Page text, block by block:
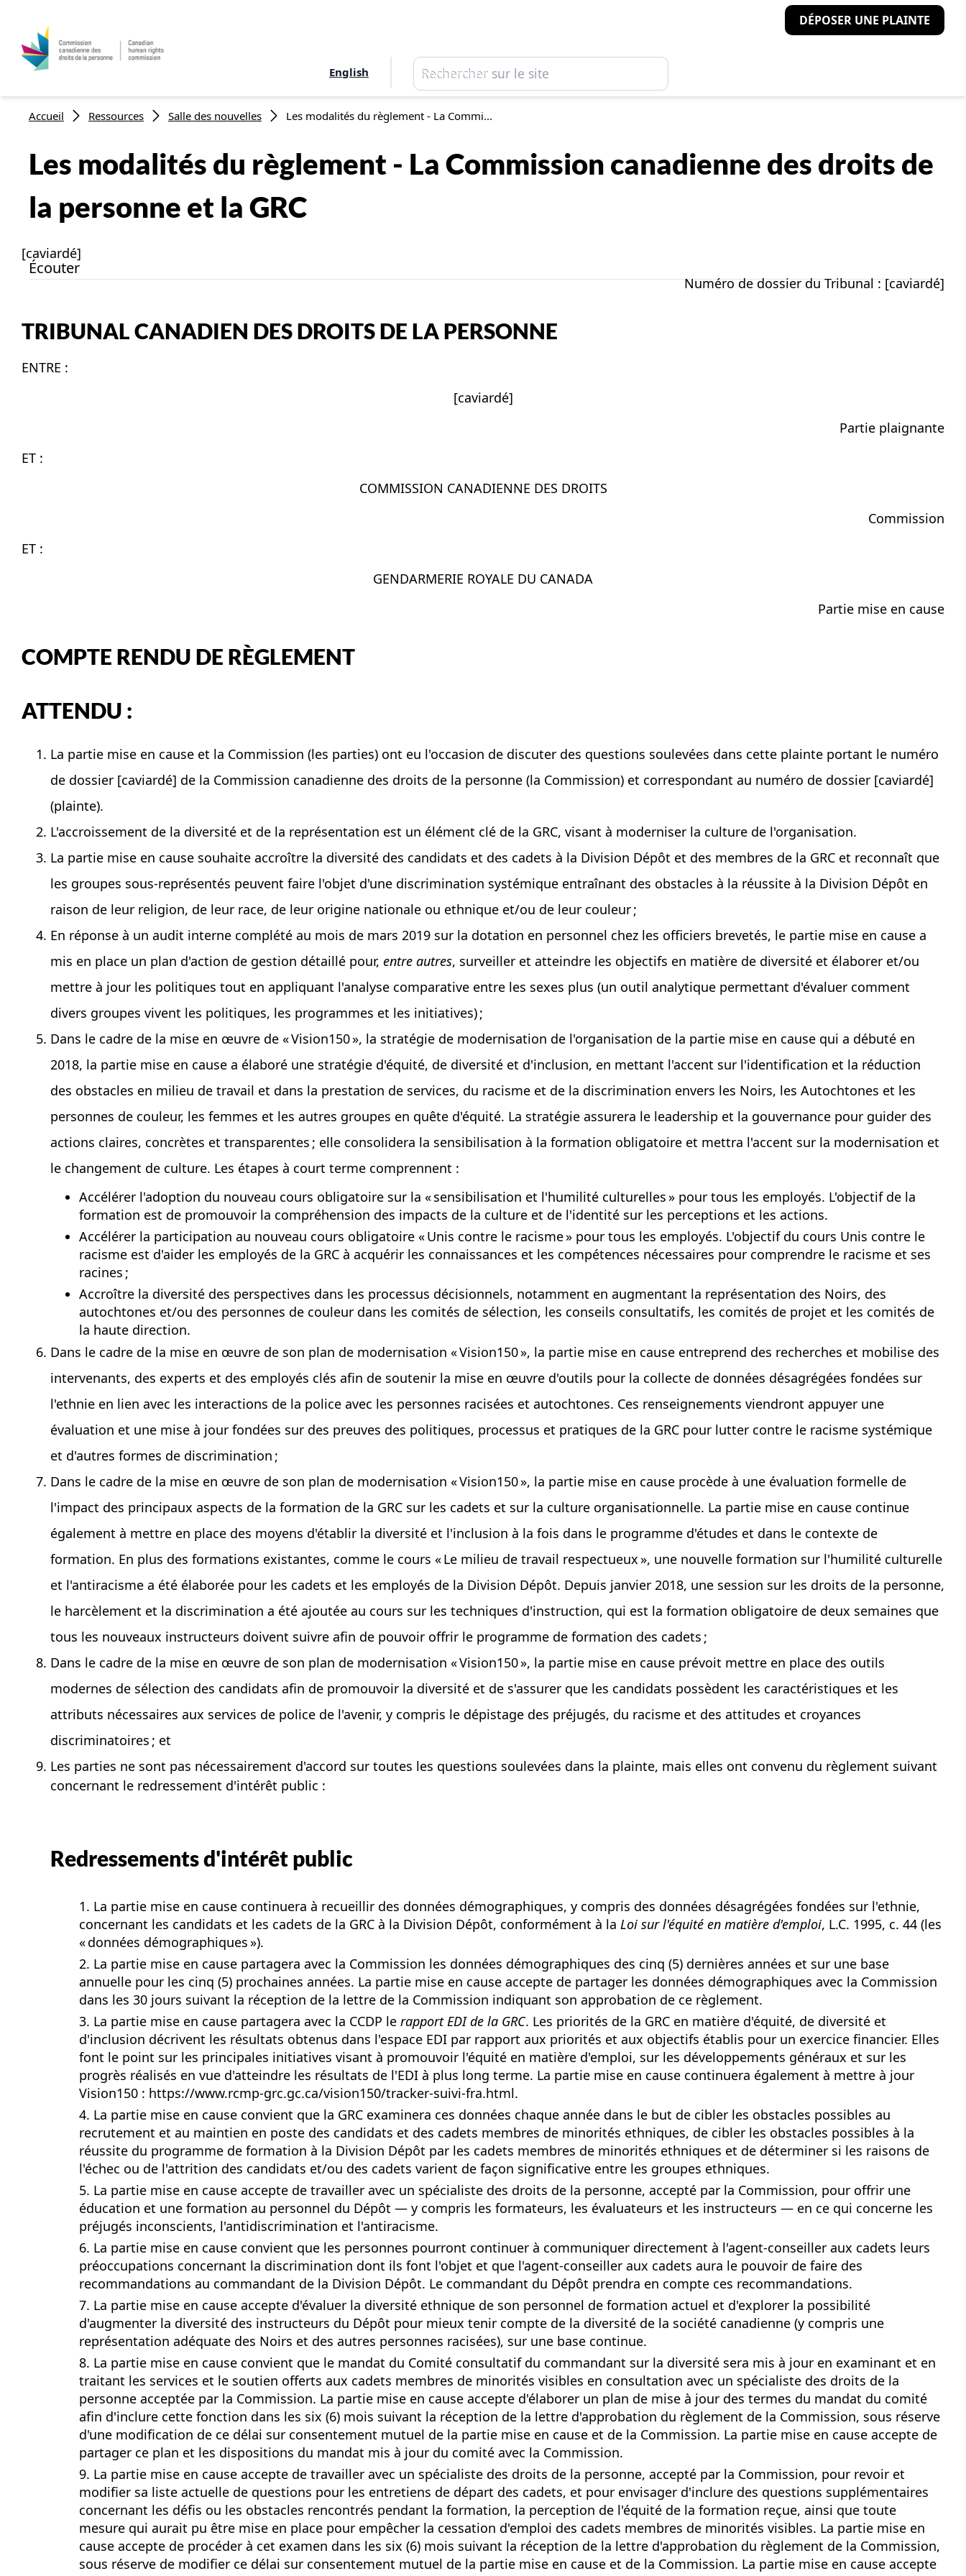
English Rechercher
Rechercher
DÉPOSER UNE PLAINTE
Fil d'Ariane
Accueil Ressources Salle des nouvelles Les modalités du règlement - La Commi...
Les modalités du règlement - La Commission canadienne des droits de
la personne et la GRC
Écouter
[caviardé]
Numéro de dossier du Tribunal : [caviardé]
TRIBUNAL CANADIEN DES DROITS DE LA PERSONNE
ENTRE :
[caviardé]
Partie plaignante
ET :
COMMISSION CANADIENNE DES DROITS
Commission
ET :
GENDARMERIE ROYALE DU CANADA
Partie mise en cause
COMPTE RENDU DE RÈGLEMENT
ATTENDU :
La partie mise en cause et la Commission (les parties) ont eu l'occasion de discuter des questions soulevées dans cette plainte portant le numéro
de dossier [caviardé] de la Commission canadienne des droits de la personne (la Commission) et correspondant au numéro de dossier [caviardé]
(plainte).
L'accroissement de la diversité et de la représentation est un élément clé de la GRC, visant à moderniser la culture de l'organisation.
La partie mise en cause souhaite accroître la diversité des candidats et des cadets à la Division Dépôt et des membres de la GRC et reconnaît que
les groupes sous-représentés peuvent faire l'objet d'une discrimination systémique entraînant des obstacles à la réussite à la Division Dépôt en
raison de leur religion, de leur race, de leur origine nationale ou ethnique et/ou de leur couleur ;
En réponse à un audit interne complété au mois de mars 2019 sur la dotation en personnel chez les officiers brevetés, le partie mise en cause a
mis en place un plan d'action de gestion détaillé pour, entre autres, surveiller et atteindre les objectifs en matière de diversité et élaborer et/ou
mettre à jour les politiques tout en appliquant l'analyse comparative entre les sexes plus (un outil analytique permettant d'évaluer comment
divers groupes vivent les politiques, les programmes et les initiatives) ;
Dans le cadre de la mise en œuvre de « Vision150 », la stratégie de modernisation de l'organisation de la partie mise en cause qui a débuté en
2018, la partie mise en cause a élaboré une stratégie d'équité, de diversité et d'inclusion, en mettant l'accent sur l'identification et la réduction
des obstacles en milieu de travail et dans la prestation de services, du racisme et de la discrimination envers les Noirs, les Autochtones et les
personnes de couleur, les femmes et les autres groupes en quête d'équité. La stratégie assurera le leadership et la gouvernance pour guider des
actions claires, concrètes et transparentes ; elle consolidera la sensibilisation à la formation obligatoire et mettra l'accent sur la modernisation et
le changement de culture. Les étapes à court terme comprennent :
Accélérer l'adoption du nouveau cours obligatoire sur la « sensibilisation et l'humilité culturelles » pour tous les employés. L'objectif de la
formation est de promouvoir la compréhension des impacts de la culture et de l'identité sur les perceptions et les actions.
Accélérer la participation au nouveau cours obligatoire « Unis contre le racisme » pour tous les employés. L'objectif du cours Unis contre le
racisme est d'aider les employés de la GRC à acquérir les connaissances et les compétences nécessaires pour comprendre le racisme et ses
racines ;
Accroître la diversité des perspectives dans les processus décisionnels, notamment en augmentant la représentation des Noirs, des
autochtones et/ou des personnes de couleur dans les comités de sélection, les conseils consultatifs, les comités de projet et les comités de
la haute direction.
Dans le cadre de la mise en œuvre de son plan de modernisation « Vision150 », la partie mise en cause entreprend des recherches et mobilise des
intervenants, des experts et des employés clés afin de soutenir la mise en œuvre d'outils pour la collecte de données désagrégées fondées sur
l'ethnie en lien avec les interactions de la police avec les personnes racisées et autochtones. Ces renseignements viendront appuyer une
évaluation et une mise à jour fondées sur des preuves des politiques, processus et pratiques de la GRC pour lutter contre le racisme systémique
et d'autres formes de discrimination ;
Dans le cadre de la mise en œuvre de son plan de modernisation « Vision150 », la partie mise en cause procède à une évaluation formelle de
l'impact des principaux aspects de la formation de la GRC sur les cadets et sur la culture organisationnelle. La partie mise en cause continue
également à mettre en place des moyens d'établir la diversité et l'inclusion à la fois dans le programme d'études et dans le contexte de
formation. En plus des formations existantes, comme le cours « Le milieu de travail respectueux », une nouvelle formation sur l'humilité culturelle
et l'antiracisme a été élaborée pour les cadets et les employés de la Division Dépôt. Depuis janvier 2018, une session sur les droits de la personne,
le harcèlement et la discrimination a été ajoutée au cours sur les techniques d'instruction, qui est la formation obligatoire de deux semaines que
tous les nouveaux instructeurs doivent suivre afin de pouvoir offrir le programme de formation des cadets ;
Dans le cadre de la mise en œuvre de son plan de modernisation « Vision150 », la partie mise en cause prévoit mettre en place des outils
modernes de sélection des candidats afin de promouvoir la diversité et de s'assurer que les candidats possèdent les caractéristiques et les
attributs nécessaires aux services de police de l'avenir, y compris le dépistage des préjugés, du racisme et des attitudes et croyances
discriminatoires ; et
Les parties ne sont pas nécessairement d'accord sur toutes les questions soulevées dans la plainte, mais elles ont convenu du règlement suivant
concernant le redressement d'intérêt public :
Redressements d'intérêt public
1. La partie mise en cause continuera à recueillir des données démographiques, y compris des données désagrégées fondées sur l'ethnie,
concernant les candidats et les cadets de la GRC à la Division Dépôt, conformément à la Loi sur l'équité en matière d'emploi, L.C. 1995, c. 44 (les
« données démographiques »).
2. La partie mise en cause partagera avec la Commission les données démographiques des cinq (5) dernières années et sur une base
annuelle pour les cinq (5) prochaines années. La partie mise en cause accepte de partager les données démographiques avec la Commission
dans les 30 jours suivant la réception de la lettre de la Commission indiquant son approbation de ce règlement.
3. La partie mise en cause partagera avec la CCDP le rapport EDI de la GRC. Les priorités de la GRC en matière d'équité, de diversité et
d'inclusion décrivent les résultats obtenus dans l'espace EDI par rapport aux priorités et aux objectifs établis pour un exercice financier. Elles
font le point sur les principales initiatives visant à promouvoir l'équité en matière d'emploi, sur les développements généraux et sur les
progrès réalisés en vue d'atteindre les résultats de l'EDI à plus long terme. La partie mise en cause continuera également à mettre à jour
Vision150 : https://www.rcmp-grc.gc.ca/vision150/tracker-suivi-fra.html.
4. La partie mise en cause convient que la GRC examinera ces données chaque année dans le but de cibler les obstacles possibles au
recrutement et au maintien en poste des candidats et des cadets membres de minorités ethniques, de cibler les obstacles possibles à la
réussite du programme de formation à la Division Dépôt par les cadets membres de minorités ethniques et de déterminer si les raisons de
l'échec ou de l'attrition des candidats et/ou des cadets varient de façon significative entre les groupes ethniques.
5. La partie mise en cause accepte de travailler avec un spécialiste des droits de la personne, accepté par la Commission, pour offrir une
éducation et une formation au personnel du Dépôt — y compris les formateurs, les évaluateurs et les instructeurs — en ce qui concerne les
préjugés inconscients, l'antidiscrimination et l'antiracisme.
6. La partie mise en cause convient que les personnes pourront continuer à communiquer directement à l'agent-conseiller aux cadets leurs
préoccupations concernant la discrimination dont ils font l'objet et que l'agent-conseiller aux cadets aura le pouvoir de faire des
recommandations au commandant de la Division Dépôt. Le commandant du Dépôt prendra en compte ces recommandations.
7. La partie mise en cause accepte d'évaluer la diversité ethnique de son personnel de formation actuel et d'explorer la possibilité
d'augmenter la diversité des instructeurs du Dépôt pour mieux tenir compte de la diversité de la société canadienne (y compris une
représentation adéquate des Noirs et des autres personnes racisées), sur une base continue.
8. La partie mise en cause convient que le mandat du Comité consultatif du commandant sur la diversité sera mis à jour en examinant et en
traitant les services et le soutien offerts aux cadets membres de minorités visibles en consultation avec un spécialiste des droits de la
personne acceptée par la Commission. La partie mise en cause accepte d'élaborer un plan de mise à jour des termes du mandat du comité
afin d'inclure cette fonction dans les six (6) mois suivant la réception de la lettre d'approbation du règlement de la Commission, sous réserve
d'une modification de ce délai sur consentement mutuel de la partie mise en cause et de la Commission. La partie mise en cause accepte de
partager ce plan et les dispositions du mandat mis à jour du comité avec la Commission.
9. La partie mise en cause accepte de travailler avec un spécialiste des droits de la personne, accepté par la Commission, pour revoir et
modifier sa liste actuelle de questions pour les entretiens de départ des cadets, et pour envisager d'inclure des questions supplémentaires
concernant les défis ou les obstacles rencontrés pendant la formation, la perception de l'équité de la formation reçue, ainsi que toute
mesure qui aurait pu être mise en place pour empêcher la cessation d'emploi des cadets membres de minorités visibles. La partie mise en
cause accepte de procéder à cet examen dans les six (6) mois suivant la réception de la lettre d'approbation du règlement de la Commission,
sous réserve de modifier ce délai sur consentement mutuel de la partie mise en cause et de la Commission. La partie mise en cause accepte